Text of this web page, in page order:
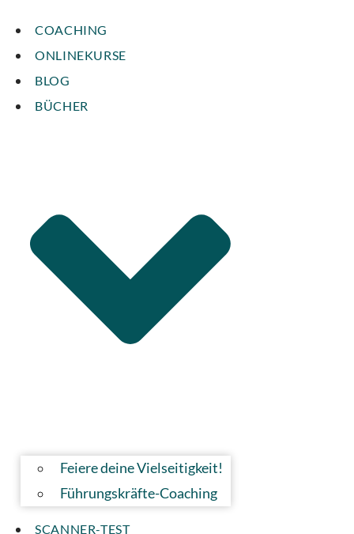
COACHING
ONLINEKURSE
BLOG
BÜCHER
Feiere deine Vielseitigkeit!
Führungskräfte-Coaching
SCANNER-TEST